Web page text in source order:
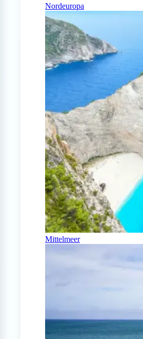
Nordeuropa
Mittelmeer